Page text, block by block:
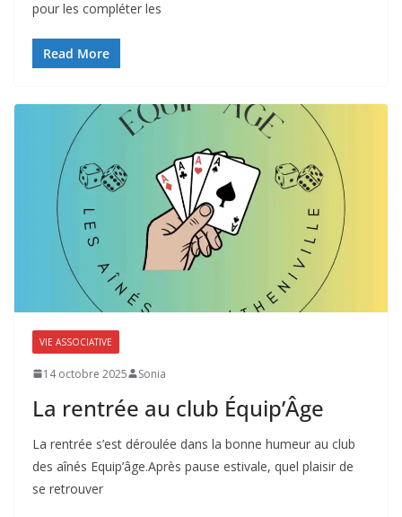
pour les compléter les
Read More
VIE ASSOCIATIVE
14 octobre 2025 Sonia
La rentrée au club Équip’Âge
La rentrée s’est déroulée dans la bonne humeur au club
des aînés Equip’âge.Après pause estivale, quel plaisir de
se retrouver